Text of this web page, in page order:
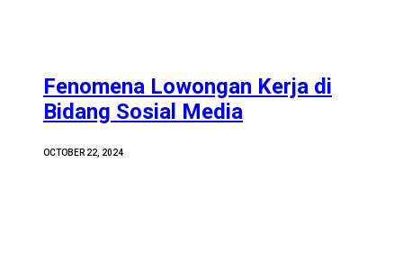
Fenomena Lowongan Kerja di
Bidang Sosial Media
OCTOBER 22, 2024